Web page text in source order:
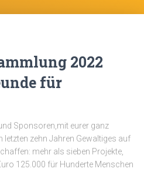
2022
für
Sponsoren,mit eurer ganz
letzten zehn Jahren Gewaltiges auf
mehr als sieben Projekte,
125.000 für Hunderte Menschen